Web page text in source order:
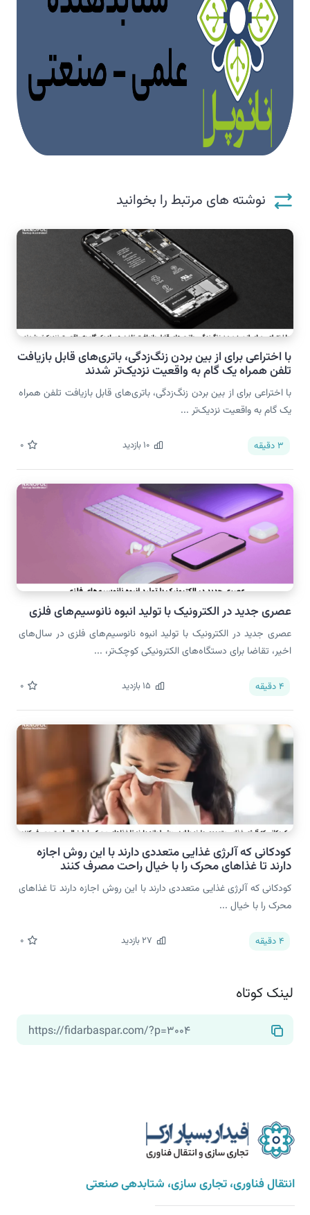
نوشته های مرتبط را بخوانید
با اختراعی برای از بین بردن زنگ‌زدگی، باتری‌های قابل بازیافت
تلفن همراه یک گام به واقعیت نزدیک‌تر شدند
با اختراعی برای از بین بردن زنگ‌زدگی، باتری‌های قابل بازیافت تلفن همراه
یک گام به واقعیت نزدیک‌تر ...
3 دقیقه 10 بازدید 0
عصری جدید در الکترونیک با تولید انبوه نانوسیم‌های فلزی
عصری جدید در الکترونیک با تولید انبوه نانوسیم‌های فلزی در سال‌های
اخیر، تقاضا برای دستگاه‌های الکترونیکی کوچک‌تر، ...
4 دقیقه 15 بازدید 0
کودکانی که آلرژی غذایی متعددی دارند با این روش اجازه
دارند تا غذاهای محرک را با خیال راحت مصرف کنند
کودکانی که آلرژی غذایی متعددی دارند با این روش اجازه دارند تا غذاهای
محرک را با خیال ...
4 دقیقه 27 بازدید 0
لینک کوتاه
انتقال فناوری، تجاری سازی، شتابدهی صنعتی